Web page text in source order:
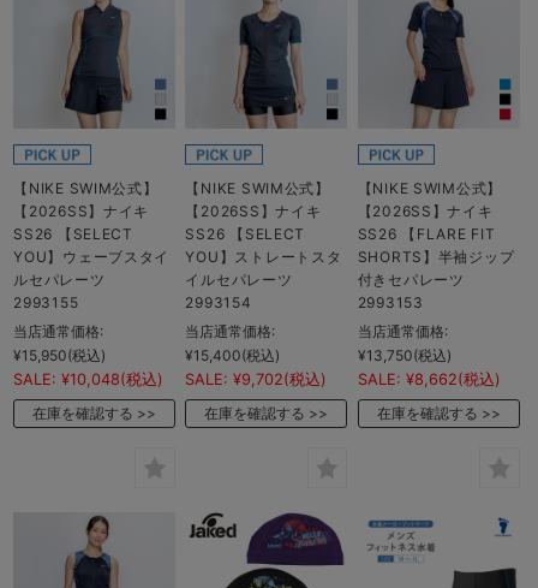
【NIKE SWIM公式】
【2026SS】ナイキ
SS26 【SELECT
YOU】ウェーブスタイ
ルセパレーツ
2993155
当店通常価格:
¥15,950(税込)
SALE: ¥10,048(税込)
在庫を確認する
【NIKE SWIM公式】
【2026SS】ナイキ
SS26 【SELECT
YOU】ストレートスタ
イルセパレーツ
2993154
当店通常価格:
¥15,400(税込)
SALE: ¥9,702(税込)
在庫を確認する
【NIKE SWIM公式】
【2026SS】ナイキ
SS26 【FLARE FIT
SHORTS】半袖ジップ
付きセパレーツ
2993153
当店通常価格:
¥13,750(税込)
SALE: ¥8,662(税込)
在庫を確認する